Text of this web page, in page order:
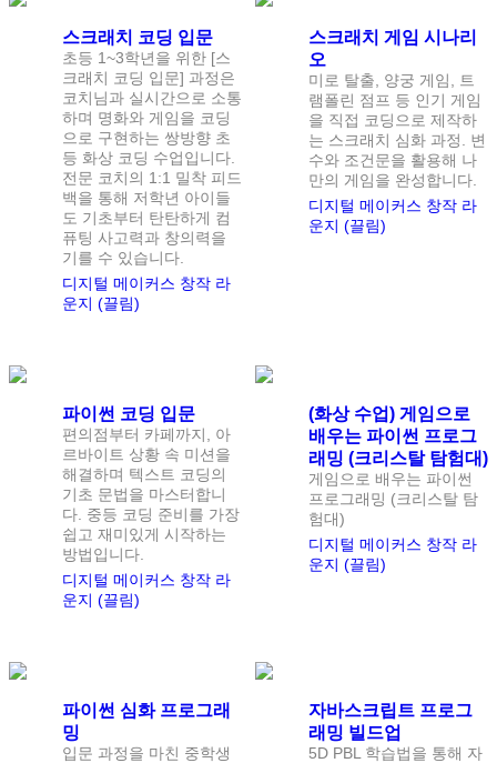
스크래치 코딩 입문
초등 1~3학년을 위한 [스
크래치 코딩 입문] 과정은
코치님과 실시간으로 소통
하며 명화와 게임을 코딩
으로 구현하는 쌍방향 초
등 화상 코딩 수업입니다.
전문 코치의 1:1 밀착 피드
백을 통해 저학년 아이들
도 기초부터 탄탄하게 컴
퓨팅 사고력과 창의력을
기를 수 있습니다.
디지털 메이커스 창작 라
운지 (끌림)
스크래치 게임 시나리
오
미로 탈출, 양궁 게임, 트
램폴린 점프 등 인기 게임
을 직접 코딩으로 제작하
는 스크래치 심화 과정. 변
수와 조건문을 활용해 나
만의 게임을 완성합니다.
디지털 메이커스 창작 라
운지 (끌림)
파이썬 코딩 입문
편의점부터 카페까지, 아
르바이트 상황 속 미션을
해결하며 텍스트 코딩의
기초 문법을 마스터합니
다. 중등 코딩 준비를 가장
쉽고 재미있게 시작하는
방법입니다.
디지털 메이커스 창작 라
운지 (끌림)
(화상 수업) 게임으로
배우는 파이썬 프로그
래밍 (크리스탈 탐험대)
게임으로 배우는 파이썬
프로그래밍 (크리스탈 탐
험대)
디지털 메이커스 창작 라
운지 (끌림)
파이썬 심화 프로그래
밍
입문 과정을 마친 중학생
자바스크립트 프로그
래밍 빌드업
5D PBL 학습법을 통해 자